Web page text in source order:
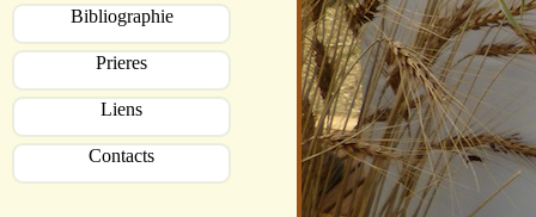
Bibliographie
Prieres
Liens
Contacts